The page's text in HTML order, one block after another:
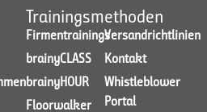
Trainingsmethoden
Firmentrainings
brainyCLASS
brainyHOUR
Floorwalker
Versandrichtlinien
Kontakt
Whistleblower
Portal